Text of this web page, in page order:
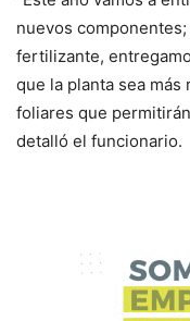
nuevos
fertilizante,
que la planta sea
foliares que
detalló el funcionario.